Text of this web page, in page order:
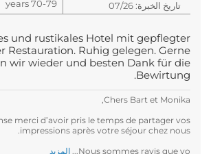
70-79 years تاريخ الخبرة: 07/26
und rustikales Hotel mit gepflegter
Restauration. Ruhig gelegen. Gerne
wir wieder und besten Dank für die
Bewirtung.
Chers Bart et Monika,
merci d’avoir pris le temps de partager vos
impressions après votre séjour chez nous.
Nous sommes ravis que vo...
المزيد